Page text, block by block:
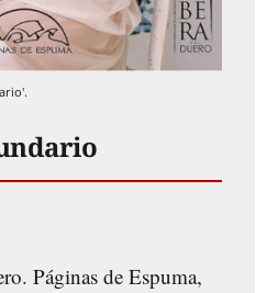
Páginas de Espuma,